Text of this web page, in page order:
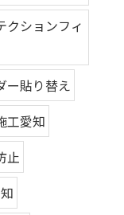
クションフィ
ー貼り替え
工愛知
止